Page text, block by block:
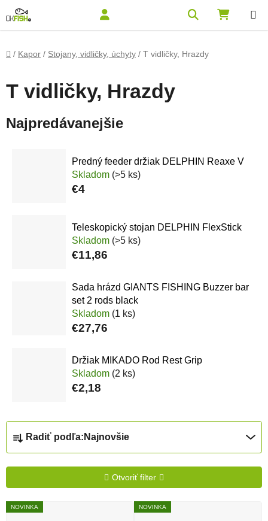
Domov
/ Kapor / Stojany, vidličky, úchyty / T vidličky, Hrazdy
T vidličky, Hrazdy
Najpredávanejšie
Predný feeder držiak DELPHIN Reaxe V
Skladom (>5 ks)
€4
Teleskopický stojan DELPHIN FlexStick
Skladom (>5 ks)
€11,86
Sada hrázd GIANTS FISHING Buzzer bar
set 2 rods black
Skladom (1 ks)
€27,76
Držiak MIKADO Rod Rest Grip
Skladom (2 ks)
€2,18
Radenie produktov
Radiť podľa: Najnovšie
Otvoriť filter
Výpis produktov
NOVINKA NOVINKA